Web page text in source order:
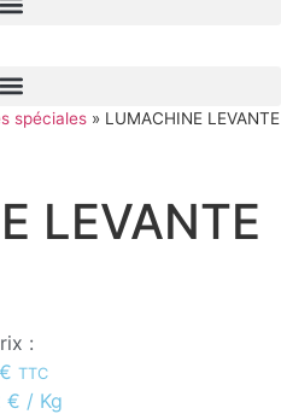
spéciales » LUMACHINE LEVANTE
LEVANTE
:
€ TTC
€ / Kg